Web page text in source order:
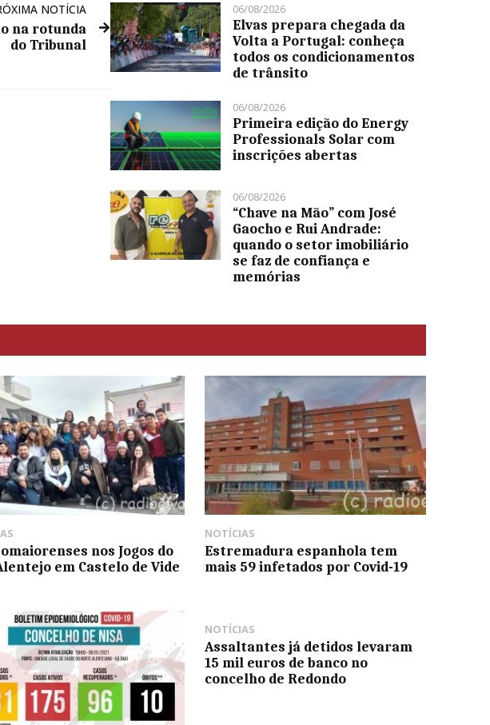
NOTÍCIA
na rotunda
do Tribunal
06/08/2026
Elvas prepara chegada da
Volta a Portugal: conheça
todos os condicionamentos
de trânsito
06/08/2026
Primeira edição do Energy
Professionals Solar com
inscrições abertas
06/08/2026
“Chave na Mão” com José
Gaocho e Rui Andrade:
quando o setor imobiliário
se faz de confiança e
memórias
nos Jogos do
em Castelo de Vide
NOTÍCIAS
Estremadura espanhola tem
mais 59 infetados por Covid-19
NOTÍCIAS
Assaltantes já detidos levaram
15 mil euros de banco no
concelho de Redondo